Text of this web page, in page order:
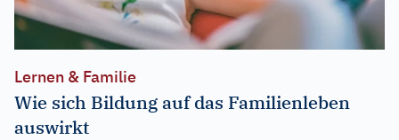
Lernen & Familie
Wie sich Bildung auf das Familienleben
auswirkt